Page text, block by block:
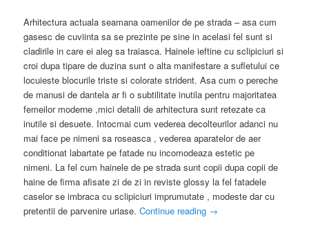
Arhitectura actuala seamana oamenilor de pe strada – asa cum
gasesc de cuviinta sa se prezinte pe sine in acelasi fel sunt si
cladirile in care ei aleg sa traiasca. Hainele ieftine cu sclipiciuri si
croi dupa tipare de duzina sunt o alta manifestare a sufletului ce
locuieste blocurile triste si colorate strident. Asa cum o pereche
de manusi de dantela ar fi o subtilitate inutila pentru majoritatea
femeilor moderne ,mici detalii de arhitectura sunt retezate ca
inutile si desuete. Intocmai cum vederea decolteurilor adanci nu
mai face pe nimeni sa roseasca , vederea aparatelor de aer
conditionat labartate pe fatade nu incomodeaza estetic pe
nimeni. La fel cum hainele de pe strada sunt copii dupa copii de
haine de firma afisate zi de zi in reviste glossy la fel fatadele
caselor se imbraca cu sclipiciuri imprumutate , modeste dar cu
pretentii de parvenire uriase.Continue reading →